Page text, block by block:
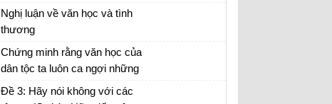
sĩ, hãy nêu suy nghĩ của em
về vai trò của người lãnh đạo
anh minh...
Nghị luận về văn học và tình
thương
Viết một bài văn nghị luận về văn học và tình
thương lớp 8
Chứng minh rằng văn học của
dân tộc ta luôn ca ngợi những
ai biết “thương người như thể
thương thân” và nghiêm khắc
Văn học và tình thương
Đề 3: Hãy nói không với các